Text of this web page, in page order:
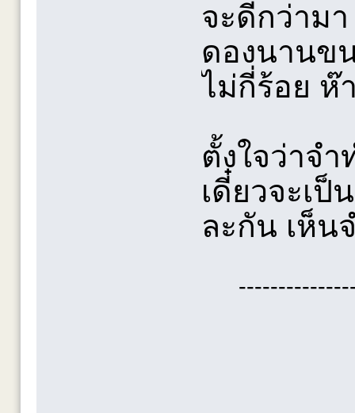
จะดีกว่าม
ดองนานข
ไม่กี่ร้อย ห๊
ตั้งใจว่าจ
เดี๋ยวจะเ
ละกัน เห็